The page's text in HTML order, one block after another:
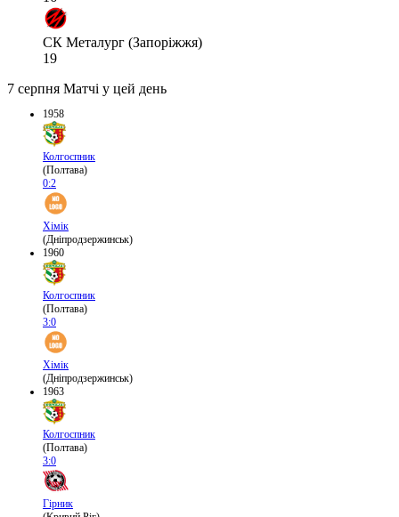
СК Металург (Запоріжжя)
19
7 серпня Матчі у цей день
1958
Колгоспник
(Полтава)
0:2
Хімік
(Дніпродзержинськ)
1960
Колгоспник
(Полтава)
3:0
Хімік
(Дніпродзержинськ)
1963
Колгоспник
(Полтава)
3:0
Гірник